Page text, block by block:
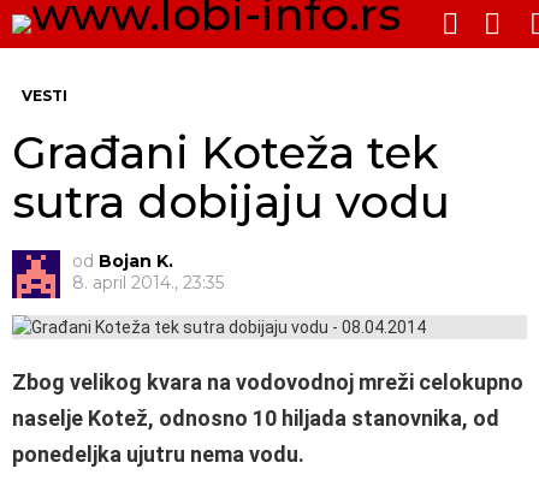
SWITCH
SKIN
VESTI
Građani Koteža tek
sutra dobijaju vodu
od Bojan K.
8. april 2014., 23:35
Zbog velikog kvara na vodovodnoj mreži celokupno
naselje Kotež, odnosno 10 hiljada stanovnika, od
ponedeljka ujutru nema vodu.